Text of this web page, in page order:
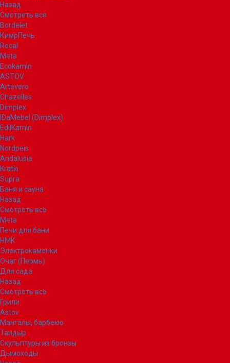
Назад
Смотреть все
Bordelet
КимрПечь
Rocal
Meta
Ecokamin
ASTOV
Artevero
Chazelles
Dimplex
IDaMebel (Dimplex)
EdilKamin
Hark
Nordpeis
Andalusia
Kratki
Supra
Баня и сауна
Назад
Смотреть все
Meta
Печи для бани
НМК
Электрокаменки
Очаг (Пермь)
Для сада
Назад
Смотреть все
Грили
Astov
Мангалы, барбекю
Тандыр
Скульптуры из бронзы
Дымоходы